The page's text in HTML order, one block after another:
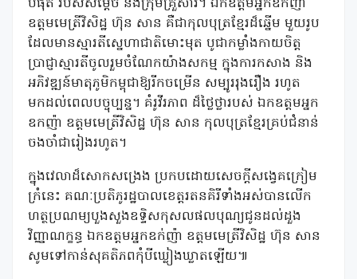
បំផុត របស់សម្តេច និងក្រុមគ្រួសារ។ ឯកឧត្តមអ្នកឧកញ៉ា
ឧត្តមមេត្រីវិសិដ្ឋ ហ៊ុន សាន គឺជាកុលបុត្រខ្មែរដ៏ឆ្នើម មួយរូប
ដែលមានស្មារតីស្នេហាជាតិមោះមុត បូជាកម្លាំងកាយចិត្ត
ប្រាជ្ញាស្មារតីចូលរួមចំណែកយ៉ាងសកម្ម ក្នុងការកសាង និង
អភិវឌ្ឍន៍មាតុភូមិកម្ពុជាឱ្យរីកចម្រើន សម្បូររុងរឿង រហូត
មកដល់ពេលបច្ចុប្បន្ន។ គំរូវីរភាព ដ៏ថ្លៃថ្លារបស់ ឯកឧត្តមអ្នក
ឧកញ៉ា ឧត្តមមេត្រីវិសិដ្ឋ ហ៊ុន សាន កុលបុត្រខ្មែរគ្រប់ជំនាន់
ចងចាំជារៀងរហូត។
ក្នុងវេលាដ៏សោកសង្រេង ប្រកបដោយសេចក្តីសង្វេគក្រៀម
ក្រំនេះ គណៈប្រតិភូរដ្ឋបាលខេត្តរតនគិរីទាំងអស់បានលើក
ហត្ថប្រណម្យបួងសួងឧទ្ទិសកុសលផលបុណ្យជូនដល់ដួង
វិញ្ញាណក្ខន្ធ ឯកឧត្តមអ្នកឧក់ញ៉ា ឧត្ដមមេត្រីវិសិដ្ឋ ហ៊ុន សាន
សូមទៅកាន់សុគតិភពកុំបីឃ្លៀងឃ្លាតឡើយ៕